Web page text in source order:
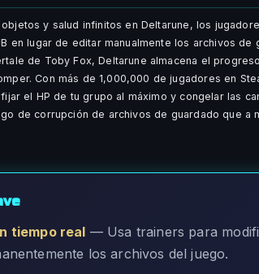
y salud infinitos en Deltarune, los
en lugar de editar manualmente los archivos de
de Toby Fox, Deltarune almacena el
Con más de 1,000,000 de jugadores en
el HP de tu grupo al máximo y congelar las
de corrupción de archivos de guardado que a
tiempo real — Usa trainers para
los archivos del juego.